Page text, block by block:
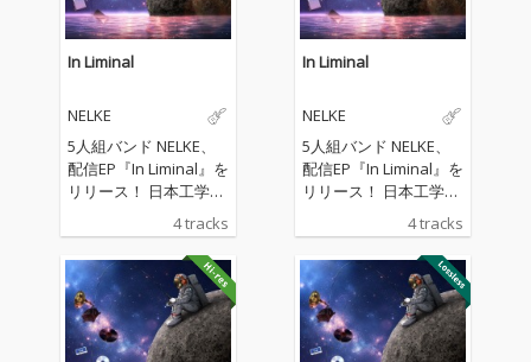
In Liminal
NELKE
5人組バンド NELKE、
配信EP『In Liminal』を
リリース！ 日本工学院
CMソング「Greedy!!」
を収録。
4 tracks
In Liminal
NELKE
5人組バンド NELKE、
配信EP『In Liminal』を
リリース！ 日本工学院
CMソング「Greedy!!」
を収録。
4 tracks